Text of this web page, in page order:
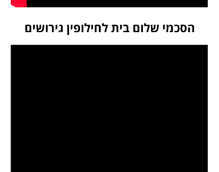
הסכמי שלום בית לחילופין גירושים